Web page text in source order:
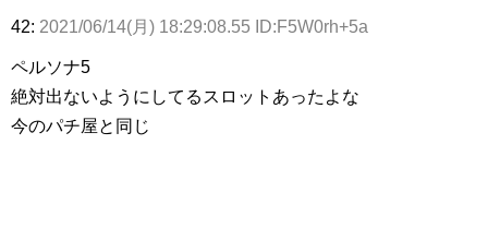
42: 2021/06/14(月) 18:29:08.55 ID:F5W0rh+5a
ペルソナ5
絶対出ないようにしてるスロットあったよな
今のパチ屋と同じ